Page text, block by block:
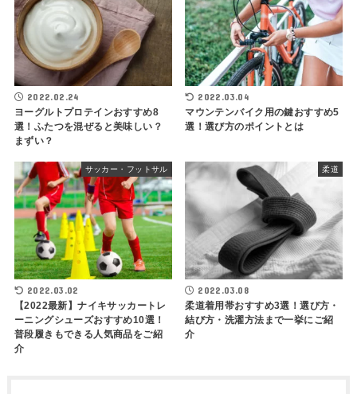
2022.02.24
ヨーグルトプロテインおすすめ8
選！ふたつを混ぜると美味しい？
まずい？
2022.03.04
マウンテンバイク用の鍵おすすめ5
選！選び方のポイントとは
サッカー・フットサル
2022.03.02
【2022最新】ナイキサッカートレ
ーニングシューズおすすめ10選！
普段履きもできる人気商品をご紹
介
柔道
2022.03.08
柔道着用帯おすすめ3選！選び方・
結び方・洗濯方法まで一挙にご紹
介